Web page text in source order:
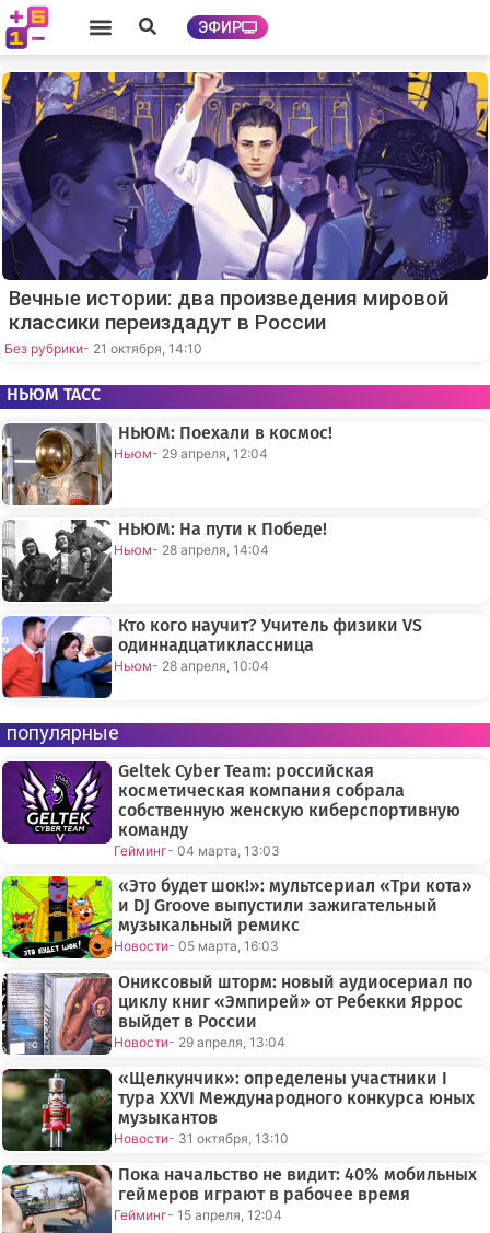
ЭФИР
Вечные истории: два произведения мировой
классики переиздадут в России
Без рубрики- 21 октября, 14:10
НЬЮМ ТАСС
НЬЮМ: Поехали в космос!
Ньюм- 29 апреля, 12:04
НЬЮМ: На пути к Победе!
Ньюм- 28 апреля, 14:04
Кто кого научит? Учитель физики VS
одиннадцатиклассница
Ньюм- 28 апреля, 10:04
популярные
Geltek Cyber Team: российская
косметическая компания собрала
собственную женскую киберспортивную
команду
Гейминг- 04 марта, 13:03
«Это будет шок!»: мультсериал «Три кота»
и DJ Groove выпустили зажигательный
музыкальный ремикс
Новости- 05 марта, 16:03
Ониксовый шторм: новый аудиосериал по
циклу книг «Эмпирей» от Ребекки Яррос
выйдет в России
Новости- 29 апреля, 13:04
«Щелкунчик»: определены участники I
тура XXVI Международного конкурса юных
музыкантов
Новости- 31 октября, 13:10
Пока начальство не видит: 40% мобильных
геймеров играют в рабочее время
Гейминг- 15 апреля, 12:04